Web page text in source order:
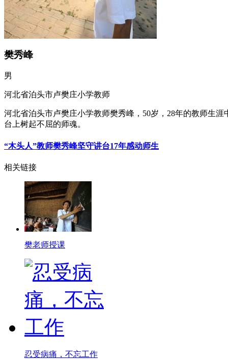
樊秀峰
男
河北省泊头市卢樊庄小学教师
河北省泊头市卢樊庄小学教师樊秀峰，50岁，28年的教师生
台上树起不屈的师魂。
“木头人”教师樊秀峰坚守讲台17年感动师生
相关链接
樊老师授课
忍受病痛，不忘工作